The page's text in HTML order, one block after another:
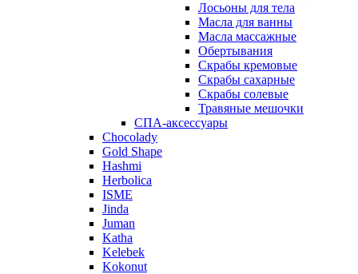
Лосьоны для тела
Масла для ванны
Масла массажные
Обертывания
Скрабы кремовые
Скрабы сахарные
Скрабы солевые
Травяные мешочки
СПА-аксессуары
Chocolady
Gold Shape
Hashmi
Herbolica
ISME
Jinda
Juman
Katha
Kelebek
Kokonut